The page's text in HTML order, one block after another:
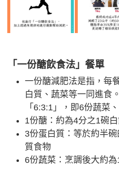
「一份醣飲食法」 餐單
一份醣減肥法是指，每
白質、蔬菜等一同進食
「6:3:1」，即6份蔬菜
1份醣：約為4分之1碗
3份蛋白質：等於約半
質食物
6份蔬菜：烹調後大約